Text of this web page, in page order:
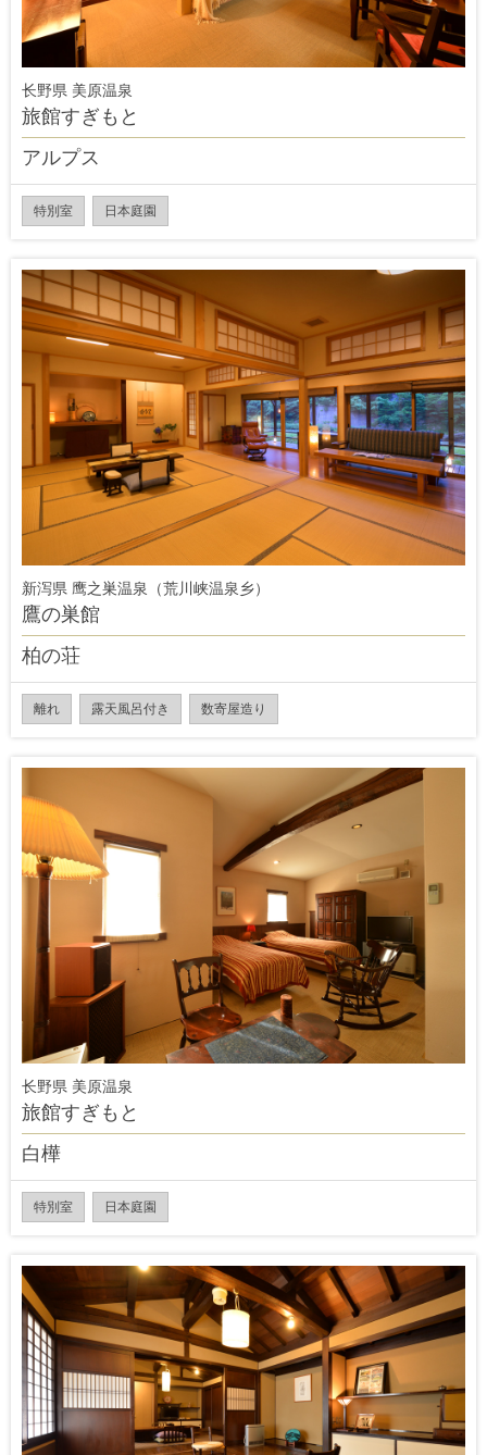
长野県 美原温泉
旅館すぎもと
アルプス
特別室 日本庭園
新泻県 鹰之巣温泉（荒川峡温泉乡）
鷹の巣館
柏の荘
離れ 露天風呂付き 数寄屋造り
长野県 美原温泉
旅館すぎもと
白樺
特別室 日本庭園